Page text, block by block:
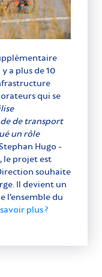
a plus de 10
qui se
de transport
un rôle
Hugo -
le projet est
souhaite
Il devient un
l’ensemble du
plus ?